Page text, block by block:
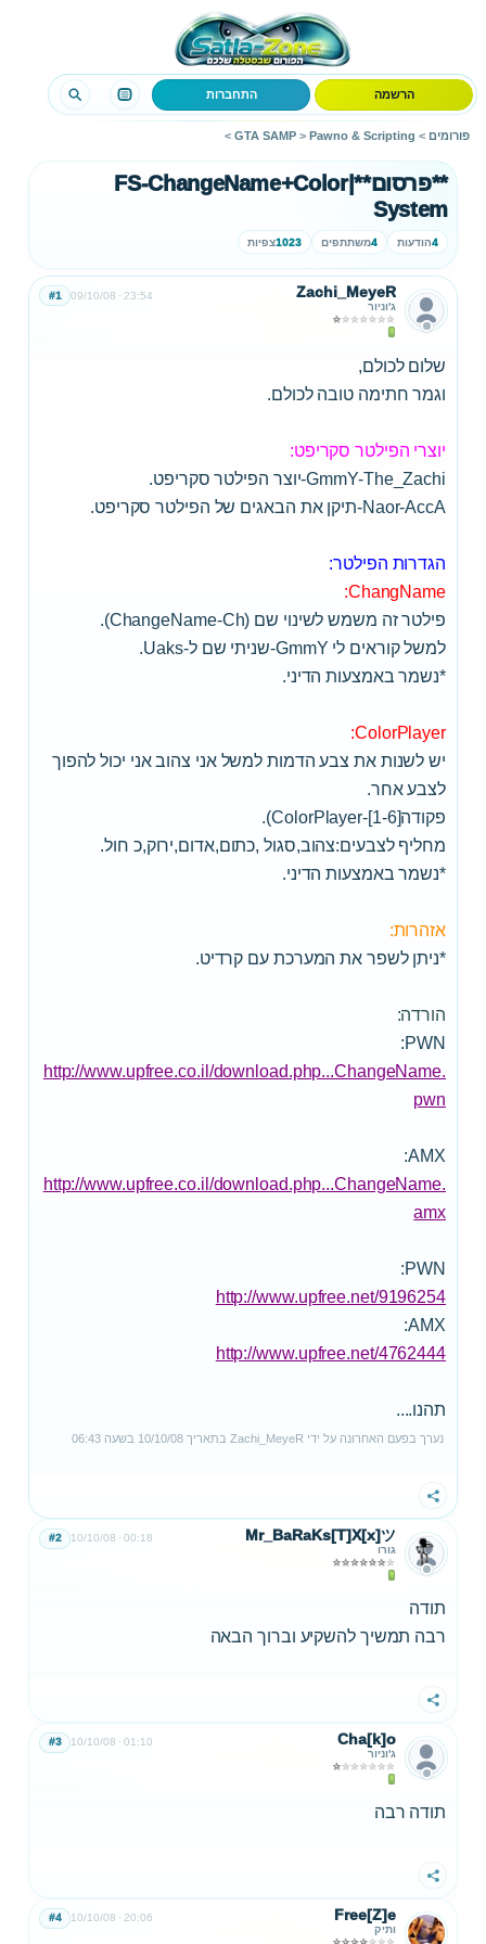
הרשמה התחברות
פורומים >
GTA SAMP > Pawno & Scripting
>
**פרסום**|FS-ChangeName+Color
System
4הודעות 4משתתפים 1023צפיות
Zachi_MeyeR
ג'וניור
09/10/08 23:54
#1
שלום לכולם,
וגמר חתימה טובה לכולם.
יוצרי הפילטר סקריפט:
GmmY-The_Zachi-יוצר הפילטר סקריפט.
Naor-AccA-תיקן את הבאגים של הפילטר סקריפט.
הגדרות הפילטר:
ChangName:
פילטר זה משמש לשינוי שם (ChangeName-Ch).
למשל קוראים לי GmmY-שניתי שם ל-Uaks.
*נשמר באמצעות הדיני.
ColorPlayer:
יש לשנות את צבע הדמות למשל אני צהוב אני יכול להפוך
לצבע אחר.
פקודה[ColorPlayer-[1-6).
מחליף לצבעים:צהוב,סגול ,כתום,אדום,ירוק,כ חול.
*נשמר באמצעות הדיני.
אזהרות:
*ניתן לשפר את המערכת עם קרדיט.
הורדה:
PWN:
http://www.upfree.co.il/download.php...ChangeName.
pwn
AMX:
http://www.upfree.co.il/download.php...ChangeName.
amx
PWN:
http://www.upfree.net/9196254
AMX:
http://www.upfree.net/4762444
תהנו....
נערך בפעם האחרונה על ידי Zachi_MeyeR בתאריך 10/10/08 בשעה 06:43
שתף
Mr_BaRaKs[T]X[x]ツ
גורו
10/10/08 00:18
#2
תודה
רבה תמשיך להשקיע וברוך הבאה
שתף
Cha[k]o
ג'וניור
10/10/08 01:10
#3
תודה רבה
שתף
Free[Z]e
ותיק
10/10/08 20:06
#4